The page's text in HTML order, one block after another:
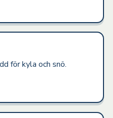
för kyla och snö.